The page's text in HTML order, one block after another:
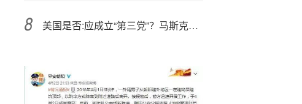
美国是否:应成立“第三党”？马斯克发起投票，超六成网友同意